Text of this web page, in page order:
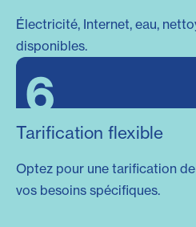
Électricité, Internet, eau,
disponibles.
6
Tarification flexible
Optez pour une tarification
vos besoins spécifiques.